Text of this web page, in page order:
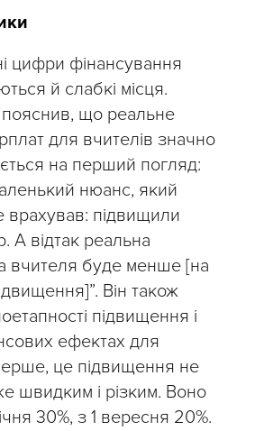
цифри фінансування
й слабкі місця.
пояснив, що реальне
для вчителів значно
на перший погляд:
нюанс, який
врахував: підвищили
А відтак реальна
вчителя буде менше [на
Він також
підвищення і
ефектах для
це підвищення не
швидким і різким. Воно
30%, з 1 вересня 20%.